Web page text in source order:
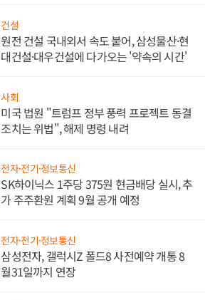
건설
원전 건설 국내외서 속도 붙어, 삼성물산·현
대건설·대우건설에 다가오는 '약속의 시간'
사회
미국 법원 "트럼프 정부 풍력 프로젝트 동결
조치는 위법", 해제 명령 내려
전자·전기·정보통신
SK하이닉스 1주당 375원 현금배당 실시, 추
가 주주환원 계획 9월 공개 예정
전자·전기·정보통신
삼성전자, 갤럭시Z 폴드8 사전예약 개통 8
월31일까지 연장